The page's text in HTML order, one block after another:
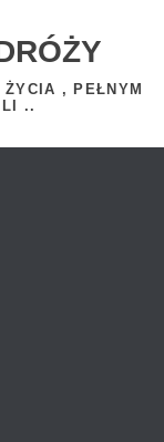
ŻYCIA , PEŁNYM
..